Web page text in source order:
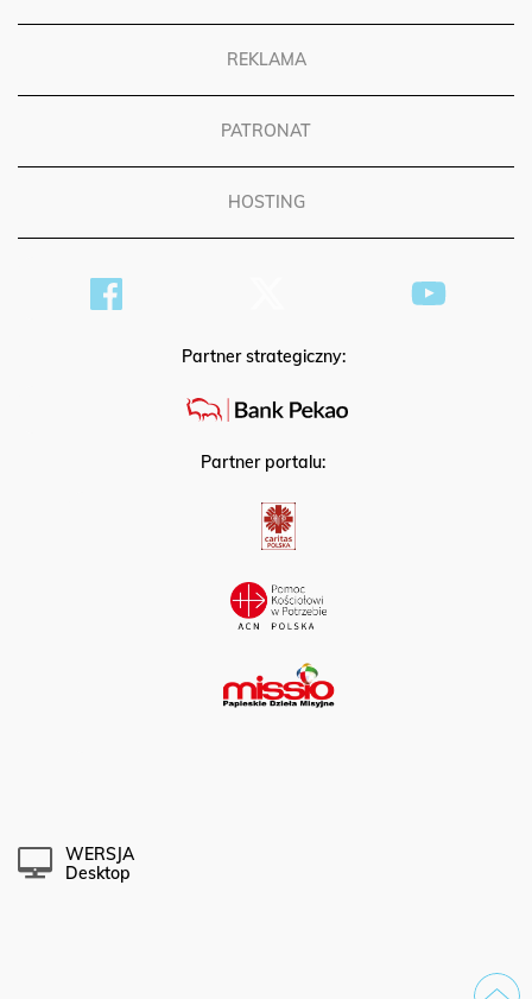
REKLAMA
PATRONAT
HOSTING
Partner strategiczny:
Partner portalu:
WERSJA
Desktop